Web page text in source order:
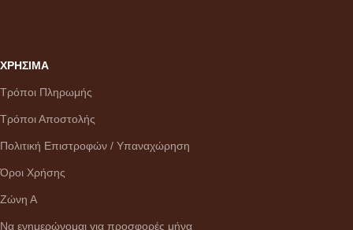
ΧΡΗΣΙΜΑ
Τρόποι Πληρωμής
Τρόποι Αποστολής
Πολιτική Επιστροφών / Υπαναχώρηση
Όροι Χρήσης
Ζώνη Α
Να ενημερώνομαι για προσφορές μήνα